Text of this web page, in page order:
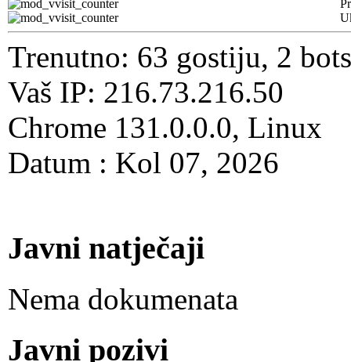
Trenutno: 63 gostiju, 2
Vaš IP: 216.73.216.50
Chrome 131.0.0.0, Linux
Datum : Kol 07, 2026
Javni natječaji
Nema dokumenata
Javni pozivi